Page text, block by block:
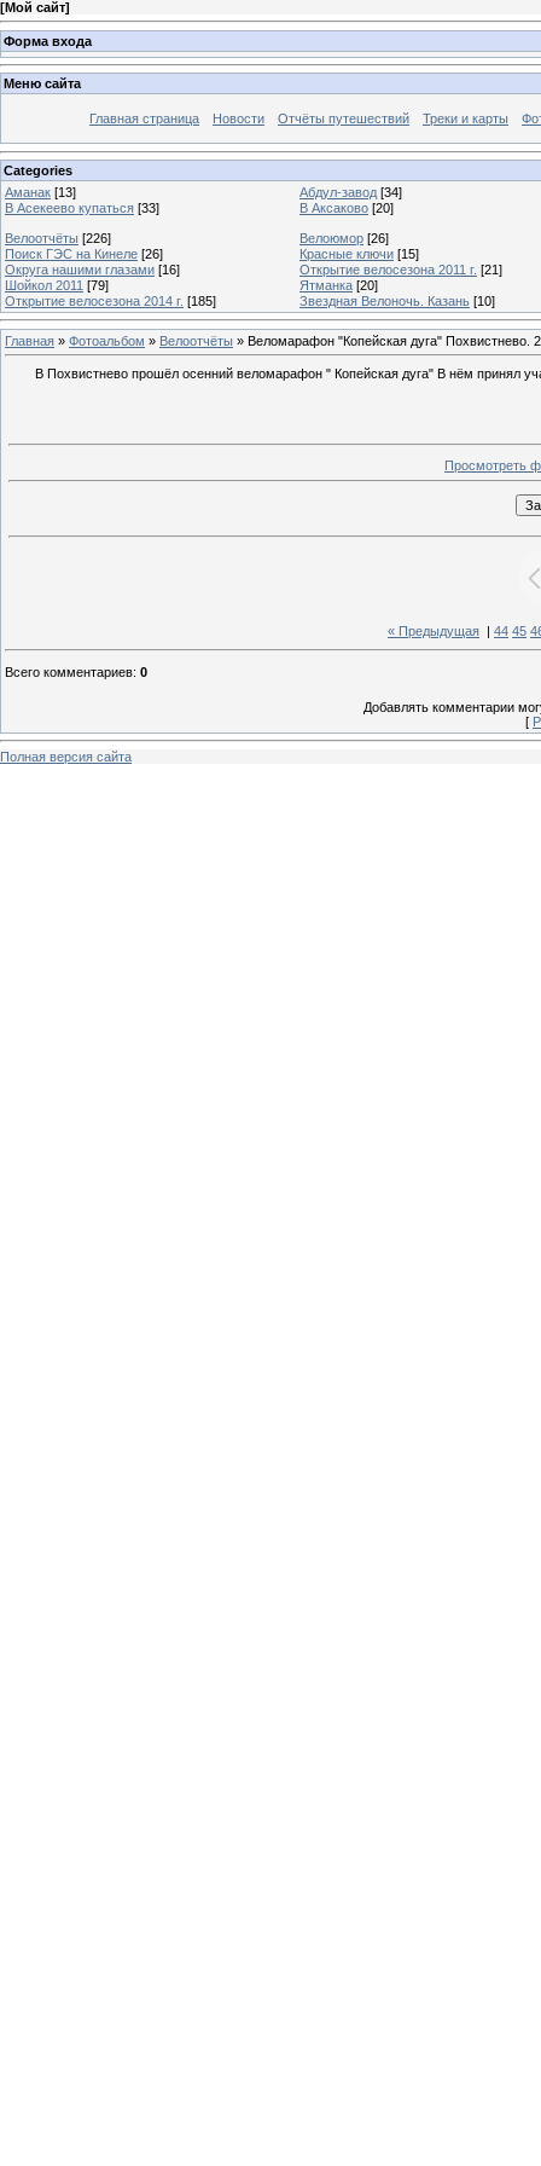
[Мой сайт]
Форма входа
Меню сайта
Главная страница Новости Отчёты путешествий Треки и карты
Categories
Аманак [13] Абдул-завод [34]
В Асекеево купаться [33] В Аксаково [20]
Велоотчёты [226] Велоюмор [26]
Поиск ГЭС на Кинеле [26] Красные ключи [15]
Округа нашими глазами [16] Открытие велосезона 2011 г. [21]
Шойкол 2011 [79] Ятманка [20]
Открытие велосезона 2014 г. [185] Звездная Велоночь. Казань [10]
Главная » Фотоальбом » Велоотчёты » Веломарафон "Копейская дуга" Похвистнево.
В Похвистнево прошёл осенний веломарафон " Копейская дуга" В нём принял
Просмотреть
« Предыдущая 44 45
Всего комментариев: 0
Добавлять комментарии
[
Полная версия сайта